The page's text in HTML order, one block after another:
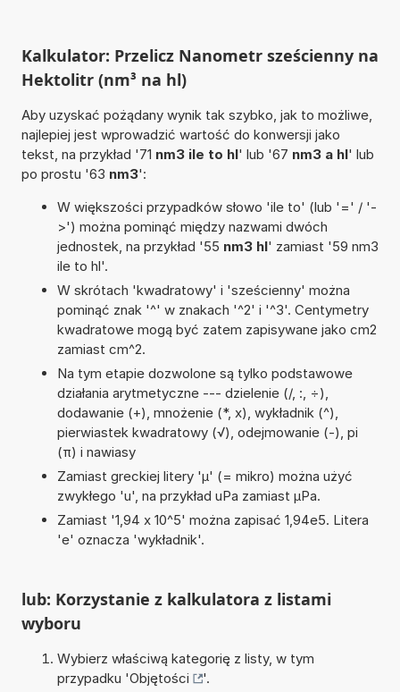
Kalkulator: Przelicz Nanometr sześcienny na
Hektolitr (nm³ na hl)
Aby uzyskać pożądany wynik tak szybko, jak to możliwe,
najlepiej jest wprowadzić wartość do konwersji jako
tekst, na przykład '71 nm3 ile to hl' lub '67 nm3 a hl' lub
po prostu '63 nm3':
W większości przypadków słowo 'ile to' (lub '=' / '-
>') można pominąć między nazwami dwóch
jednostek, na przykład '55 nm3 hl' zamiast '59 nm3
ile to hl'.
W skrótach 'kwadratowy' i 'sześcienny' można
pominąć znak '^' w znakach '^2' i '^3'. Centymetry
kwadratowe mogą być zatem zapisywane jako cm2
zamiast cm^2.
Na tym etapie dozwolone są tylko podstawowe
działania arytmetyczne --- dzielenie (/, :, ÷),
dodawanie (+), mnożenie (*, x), wykładnik (^),
pierwiastek kwadratowy (√), odejmowanie (-), pi
(π) i nawiasy
Zamiast greckiej litery 'µ' (= mikro) można użyć
zwykłego 'u', na przykład uPa zamiast µPa.
Zamiast '1,94 x 10^5' można zapisać 1,94e5. Litera
'e' oznacza 'wykładnik'.
lub: Korzystanie z kalkulatora z listami
wyboru
Wybierz właściwą kategorię z listy, w tym
przypadku 'Objętości
'.